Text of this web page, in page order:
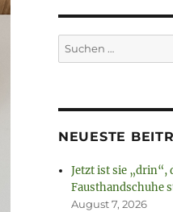
Suchen
nach:
NEUESTE
Jetzt ist sie „drin“,
Fausthandschuhe
August 7, 2026